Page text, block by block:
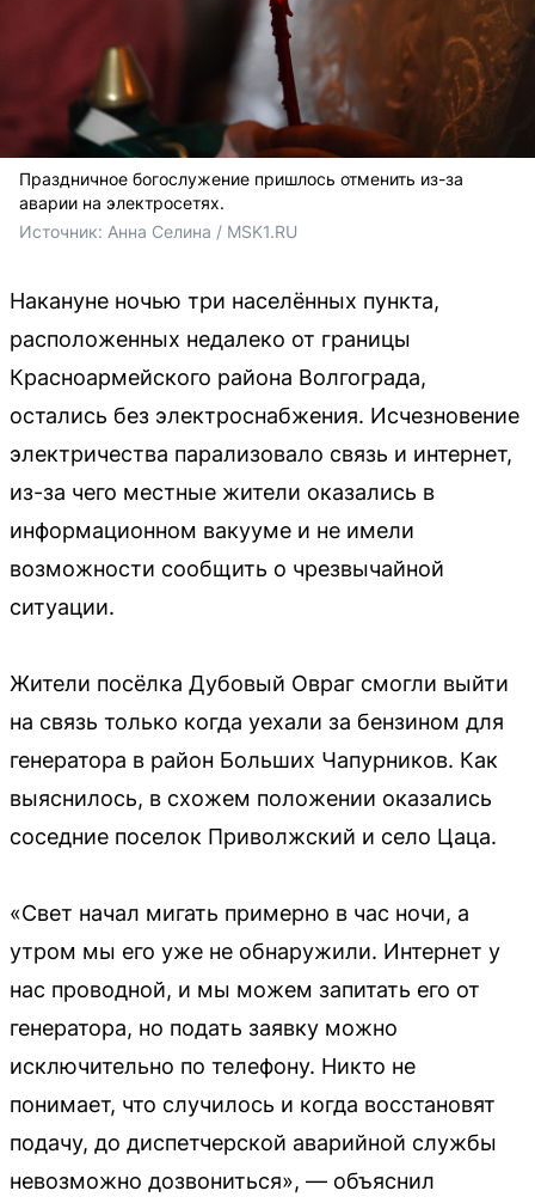
Праздничное богослужение пришлось отменить из-за
аварии на электросетях.
Источник: Анна Селина / MSK1.RU
Накануне ночью три населённых пункта,
расположенных недалеко от границы
Красноармейского района Волгограда,
остались без электроснабжения. Исчезновение
электричества парализовало связь и интернет,
из-за чего местные жители оказались в
информационном вакууме и не имели
возможности сообщить о чрезвычайной
ситуации.
Жители посёлка Дубовый Овраг смогли выйти
на связь только когда уехали за бензином для
генератора в район Больших Чапурников. Как
выяснилось, в схожем положении оказались
соседние поселок Приволжский и село Цаца.
«Свет начал мигать примерно в час ночи, а
утром мы его уже не обнаружили. Интернет у
нас проводной, и мы можем запитать его от
генератора, но подать заявку можно
исключительно по телефону. Никто не
понимает, что случилось и когда восстановят
подачу, до диспетчерской аварийной службы
невозможно дозвониться», — объяснил